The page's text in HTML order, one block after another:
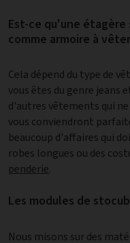
Est-ce qu'une
comme armoire à
Cela dépend du type de
vous êtes du genre jeans
d'autres vêtements qui
vous conviendront
beaucoup d'affaires qui
robes longues ou des
penderie.
Les modules de
Nous misons sur des